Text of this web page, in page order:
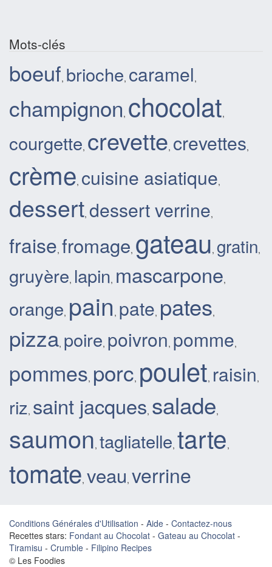
Mots-clés
boeuf, brioche, caramel,
champignon, chocolat,
courgette, crevette, crevettes,
crème, cuisine asiatique,
dessert, dessert verrine,
fraise, fromage, gateau, gratin,
gruyère, lapin, mascarpone,
orange, pain , pate, pates,
pizza, poire, poivron, pomme,
pommes, porc, poulet, raisin,
riz, saint jacques, salade,
saumon, tagliatelle, tarte,
tomate, veau, verrine
Conditions Générales d'Utilisation - Aide - Contactez-nous
Recettes stars: Fondant au Chocolat - Gateau au Chocolat -
Tiramisu - Crumble - Filipino Recipes
© Les Foodies